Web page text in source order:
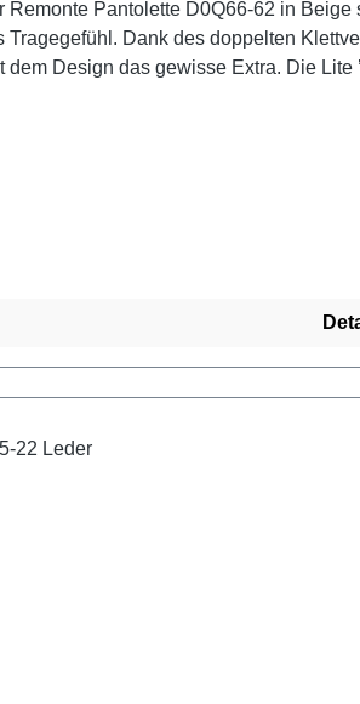
Pantolette D0Q66-62 in
Dank des doppelten
Design das gewisse Extra. Die